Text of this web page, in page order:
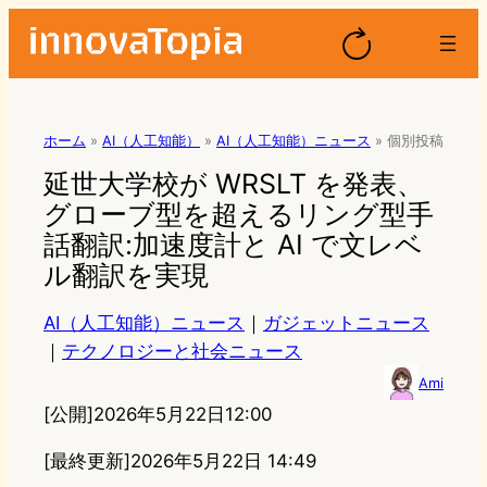
ホーム » AI（人工知能） » AI（人工知能）ニュース » 個別投稿
延世大学校が WRSLT を発表、
グローブ型を超えるリング型手
話翻訳:加速度計と AI で文レベ
ル翻訳を実現
AI（人工知能）ニュース ｜ ガジェットニュース
｜ テクノロジーと社会ニュース
Ami
[公開]2026年5月22日12:00
[最終更新]2026年5月22日 14:49